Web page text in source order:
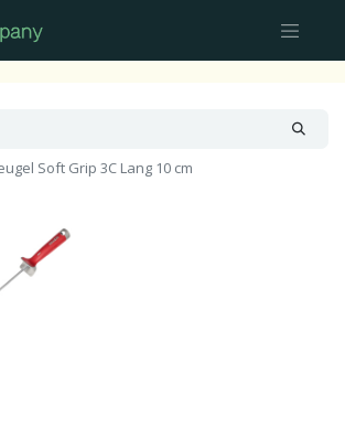
Soft Grip 3C Lang 10 cm